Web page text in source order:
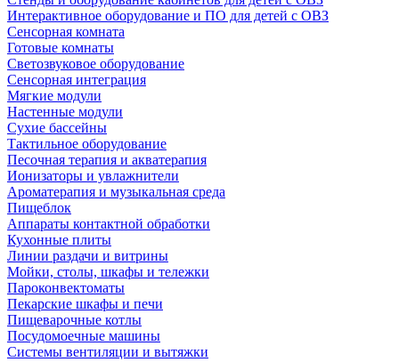
Интерактивное оборудование и ПО для детей с ОВЗ
Сенсорная комната
Готовые комнаты
Светозвуковое оборудование
Сенсорная интеграция
Мягкие модули
Настенные модули
Сухие бассейны
Тактильное оборудование
Песочная терапия и акватерапия
Ионизаторы и увлажнители
Ароматерапия и музыкальная среда
Пищеблок
Аппараты контактной обработки
Кухонные плиты
Линии раздачи и витрины
Мойки, столы, шкафы и тележки
Пароконвектоматы
Пекарские шкафы и печи
Пищеварочные котлы
Посудомоечные машины
Системы вентиляции и вытяжки